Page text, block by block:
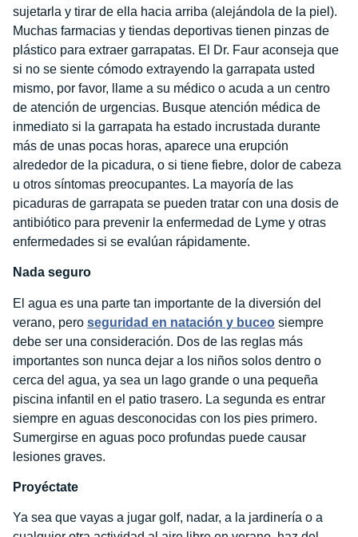
sujetarla y tirar de ella hacia arriba (alejándola de la piel).
Muchas farmacias y tiendas deportivas tienen pinzas de
plástico para extraer garrapatas. El Dr. Faur aconseja que
si no se siente cómodo extrayendo la garrapata usted
mismo, por favor, llame a su médico o acuda a un centro
de atención de urgencias. Busque atención médica de
inmediato si la garrapata ha estado incrustada durante
más de unas pocas horas, aparece una erupción
alrededor de la picadura, o si tiene fiebre, dolor de cabeza
u otros síntomas preocupantes. La mayoría de las
picaduras de garrapata se pueden tratar con una dosis de
antibiótico para prevenir la enfermedad de Lyme y otras
enfermedades si se evalúan rápidamente.
Nada seguro
El agua es una parte tan importante de la diversión del
verano, pero seguridad en natación y buceo siempre
debe ser una consideración. Dos de las reglas más
importantes son nunca dejar a los niños solos dentro o
cerca del agua, ya sea un lago grande o una pequeña
piscina infantil en el patio trasero. La segunda es entrar
siempre en aguas desconocidas con los pies primero.
Sumergirse en aguas poco profundas puede causar
lesiones graves.
Proyéctate
Ya sea que vayas a jugar golf, nadar, a la jardinería o a